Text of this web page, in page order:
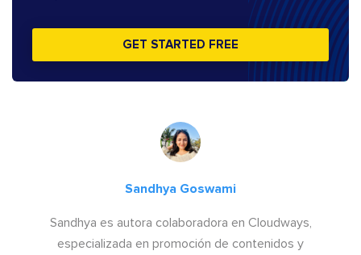
GET STARTED FREE
Sandhya Goswami
Sandhya es autora colaboradora en Cloudways,
especializada en promoción de contenidos y